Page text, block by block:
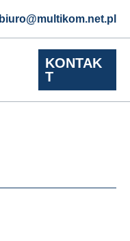
biuro@multikom.net.pl
KONTAK
T